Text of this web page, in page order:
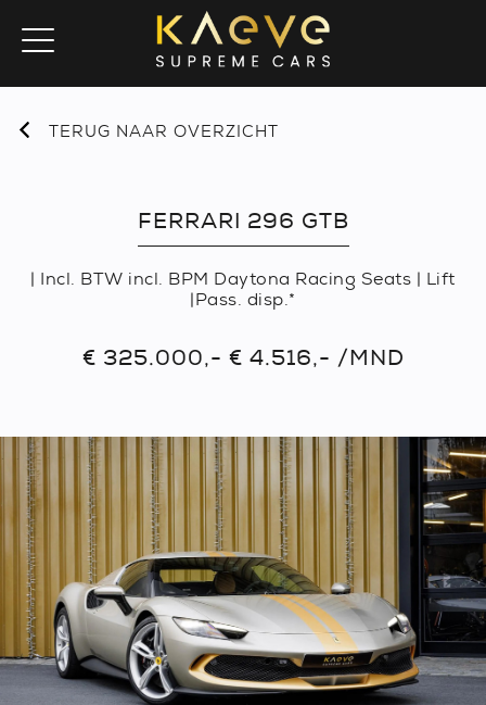
TERUG NAAR OVERZICHT
FERRARI 296 GTB
| Incl. BTW incl. BPM Daytona Racing Seats | Lift
|Pass. disp.*
€ 325.000,- € 4.516,- /MND